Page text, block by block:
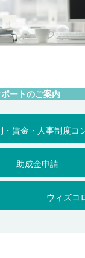
・賃金・人事制度コ
助成金申請
ウィズコ